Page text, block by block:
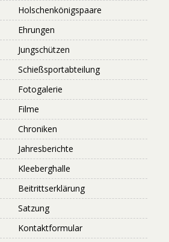
Holschenkönigspaare
Ehrungen
Jungschützen
Schießsportabteilung
Fotogalerie
Filme
Chroniken
Jahresberichte
Kleeberghalle
Beitrittserklärung
Satzung
Kontaktformular